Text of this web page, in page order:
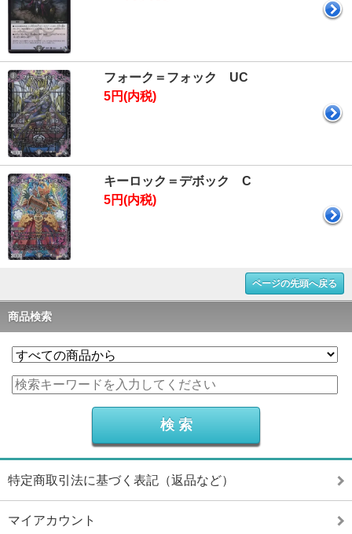
フォーク＝フォック UC
5円(内税)
キーロック＝デボック C
5円(内税)
ページの先頭へ戻る
商品検索
特定商取引法に基づく表記（返品など）
マイアカウント